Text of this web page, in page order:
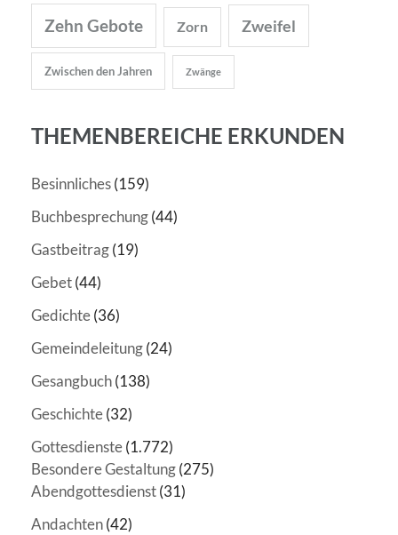
Zehn Gebote Zorn Zweifel
Zwischen den Jahren Zwänge
THEMENBEREICHE ERKUNDEN
Besinnliches(159)
Buchbesprechung(44)
Gastbeitrag(19)
Gebet(44)
Gedichte(36)
Gemeindeleitung(24)
Gesangbuch(138)
Geschichte(32)
Gottesdienste(1.772)
Besondere Gestaltung(275)
Abendgottesdienst(31)
Andachten(42)